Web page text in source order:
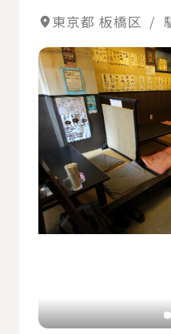
東京都 板橋区 /